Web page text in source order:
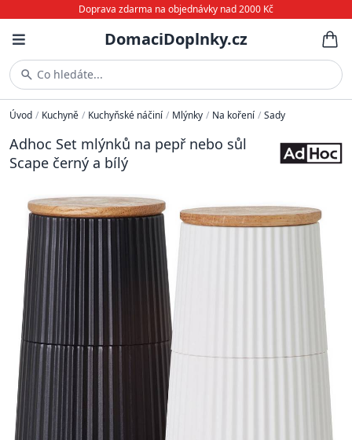
Doprava zdarma na objednávky nad 2000 Kč
DomaciDoplnky.cz
Co hledáte...
Úvod / Kuchyně / Kuchyňské náčiní / Mlýnky / Na koření / Sady
Adhoc Set mlýnků na pepř nebo sůl
Scape černý a bílý